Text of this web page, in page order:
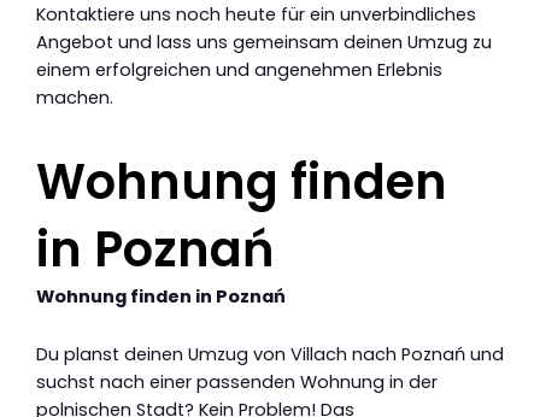
Kontaktiere uns noch heute für ein unverbindliches
Angebot und lass uns gemeinsam deinen Umzug zu
einem erfolgreichen und angenehmen Erlebnis
machen.
Wohnung finden
in Poznań
Wohnung finden in Poznań
Du planst deinen Umzug von Villach nach Poznań und
suchst nach einer passenden Wohnung in der
polnischen Stadt? Kein Problem! Das